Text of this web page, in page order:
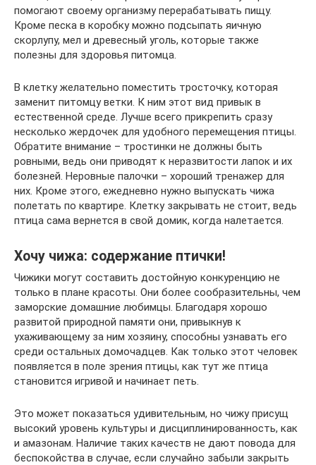
помогают своему организму перерабатывать пищу.
Кроме песка в коробку можно подсыпать яичную
скорлупу, мел и древесный уголь, которые также
полезны для здоровья питомца.
В клетку желательно поместить тросточку, которая
заменит питомцу ветки. К ним этот вид привык в
естественной среде. Лучше всего прикрепить сразу
несколько жердочек для удобного перемещения птицы.
Обратите внимание – тростинки не должны быть
ровными, ведь они приводят к неразвитости лапок и их
болезней. Неровные палочки – хороший тренажер для
них. Кроме этого, ежедневно нужно выпускать чижа
полетать по квартире. Клетку закрывать не стоит, ведь
птица сама вернется в свой домик, когда налетается.
Хочу чижа: содержание птички!
Чижики могут составить достойную конкуренцию не
только в плане красоты. Они более сообразительны, чем
заморские домашние любимцы. Благодаря хорошо
развитой природной памяти они, привыкнув к
ухаживающему за ним хозяину, способны узнавать его
среди остальных домочадцев. Как только этот человек
появляется в поле зрения птицы, как тут же птица
становится игривой и начинает петь.
Это может показаться удивительным, но чижу присущ
высокий уровень культуры и дисциплинированность, как
и амазонам. Наличие таких качеств не дают повода для
беспокойства в случае, если случайно забыли закрыть